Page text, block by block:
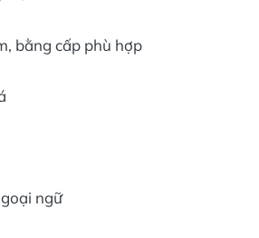
bằng cấp phù hợp
ngữ